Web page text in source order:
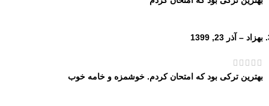
بهزاد– آذر 23, 1399
بهترین ترکی بود که امتحان کردم. خوشمزه و خامه خوب